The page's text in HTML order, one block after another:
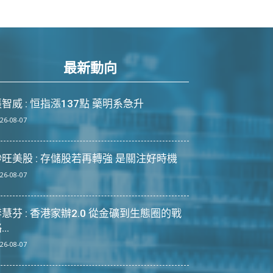
最新動向
威 : 恒指漲137點 藥明系急升
08-07
美股 : 存儲股若再轉強 是關注好時機
08-07
芬 : 香港家辦2.0 從金礦到生態圈的戰
08-07